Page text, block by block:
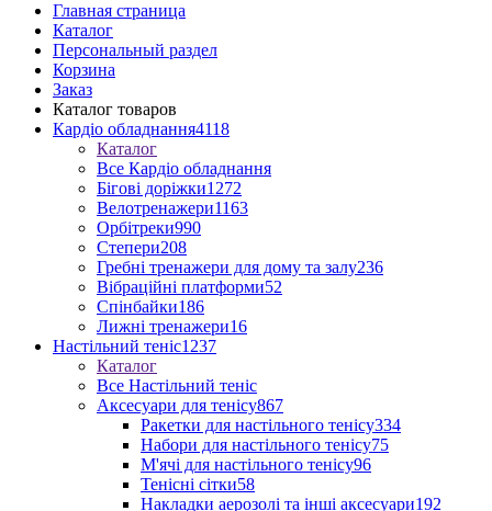
Главная страница
Каталог
Персональный раздел
Корзина
Заказ
Каталог товаров
Кардіо обладнання4118
Каталог
Все Кардіо обладнання
Бігові доріжки1272
Велотренажери1163
Орбітреки990
Степери208
Гребні тренажери для дому та залу236
Вібраційні платформи52
Спінбайки186
Лижні тренажери16
Настільний теніс1237
Каталог
Все Настільний теніс
Аксесуари для тенісу867
Ракетки для настільного тенісу334
Набори для настільного тенісу75
М'ячі для настільного тенісу96
Тенісні сітки58
Накладки аерозолі та інші аксесуари192